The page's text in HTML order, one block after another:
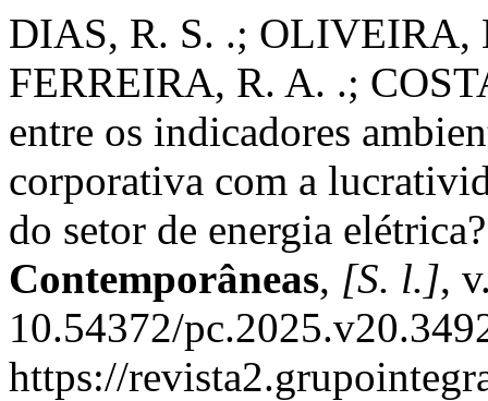
DIAS, R. S. .; OLIVEIRA,
FERREIRA, R. A. .;
entre os indicadores
corporativa com a
do setor de energia
Contemporâneas, [S. l.],
10.54372/
https://